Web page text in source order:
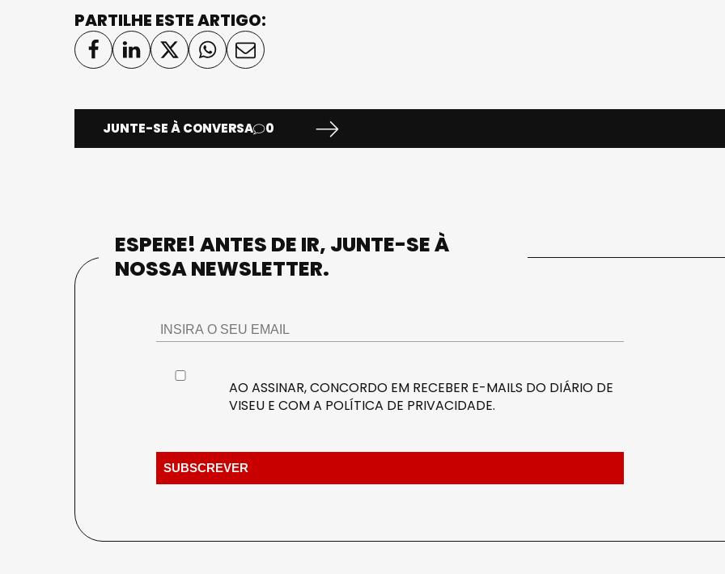
PARTILHE ESTE ARTIGO:
JUNTE-SE À CONVERSA 0
ESPERE! ANTES DE IR, JUNTE-SE À
NOSSA NEWSLETTER.
AO ASSINAR, CONCORDO EM RECEBER E-MAILS DO DIÁRIO DE
VISEU E COM A POLÍTICA DE PRIVACIDADE.